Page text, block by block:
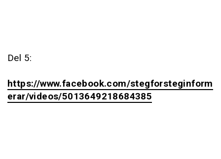
Del 5:
https://www.facebook.com/stegforsteginform
erar/videos/5013649218684385